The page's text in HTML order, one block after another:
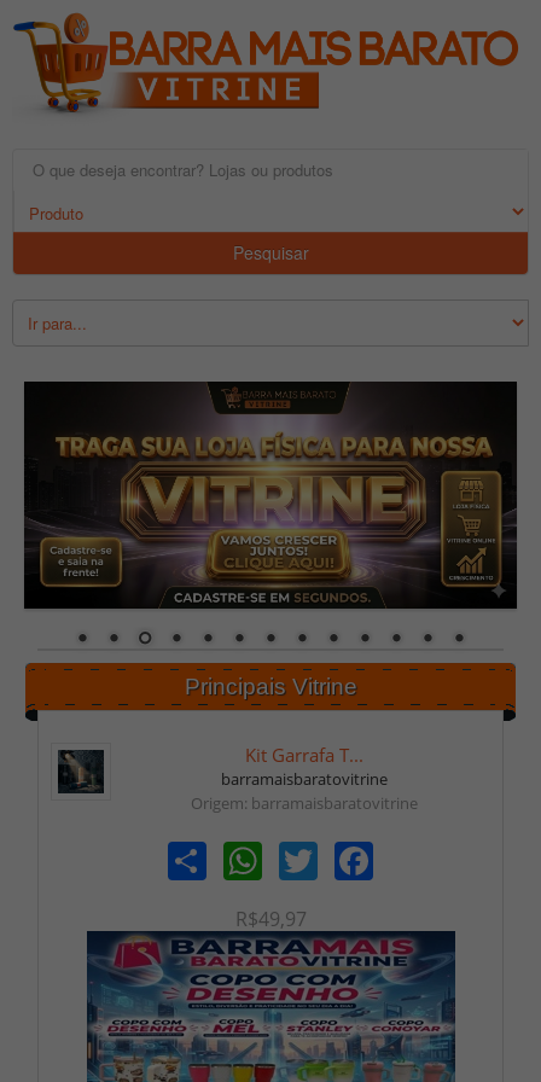
Pesquisar
Principais Vitrine
Kit Garrafa T...
barramaisbaratovitrine
Origem: barramaisbaratovitrine
Share WhatsAppTwitter Facebook
R$49,97